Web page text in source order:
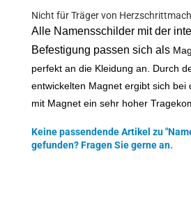
Nicht für Träger von
Alle Namensschilder mit der
Befestigung passen sich als
perfekt an die Kleidung an. Durch
entwickelten Magnet ergibt sich bei
mit Magnet ein sehr hoher
Keine passendende Artikel zu
gefunden? Fragen Sie gerne an.